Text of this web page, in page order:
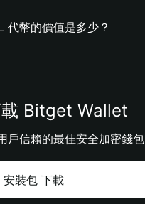
代幣的價值是多少？
Bitget Wallet
戶信賴的最佳安全加密錢包
裝包 下載